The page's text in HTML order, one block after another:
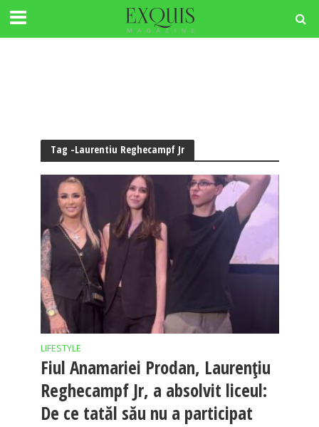
Tag -Laurentiu Reghecampf Jr
LIFESTYLE
Fiul Anamariei Prodan, Laurențiu
Reghecampf Jr, a absolvit liceul:
De ce tatăl său nu a participat